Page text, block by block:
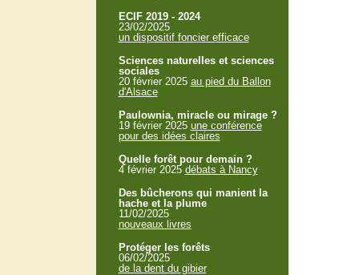
ECIF 2019 - 2024
23/02/2025
un dispositif foncier efficace
Sciences naturelles et sciences
sociales
20 février 2025 au pied du Ballon
d'Alsace
Paulownia, miracle ou mirage ?
19 février 2025 une conférence
pour des idées claires
Quelle forêt pour demain ?
4 février 2025 débats à Nancy
Des bûcherons qui manient la
hache et la plume
11/02/2025
nouveaux livres
Protéger les forêts
06/02/2025
de la dent du gibier